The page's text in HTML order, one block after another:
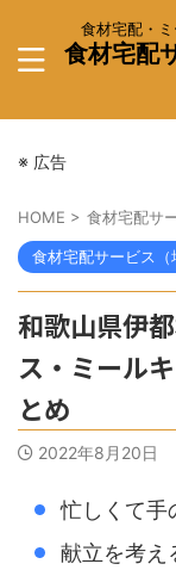
食材宅配・
食材宅配
※ 広告
HOME > 食材宅配サ
食材宅配サービス（
和歌山県伊
ス・ミール
とめ
2022年8月20日
忙しくて手
献立を考え